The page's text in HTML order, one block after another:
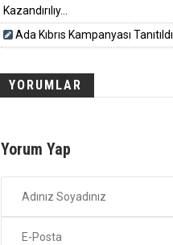
Kazandırılıy...
Ada Kıbrıs Kampanyası Tanıtıldı
YORUMLAR
Yorum Yap